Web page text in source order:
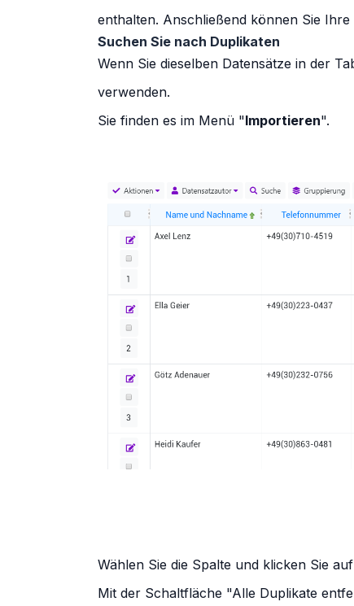
enthalten. Anschließend können Sie
Suchen Sie nach Duplikaten
Wenn Sie dieselben Datensätze in der
verwenden.
Sie finden es im Menü "Importieren".
Wählen Sie die Spalte und klicken Sie
Mit der Schaltfläche "Alle Duplikate